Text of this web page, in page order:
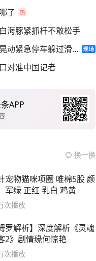
了
海豚紧抓杆不敢松手
司机瞥见竹子晃动紧急停车躲过滑坡
对准中国记者
APP
换一换
物猫咪项圈 唯棉5股 颜
色：军绿 正红 乳白 鸡黄
次播放
罗解析】深度解析《灵魂
2》剧情缘何惊艳
次播放